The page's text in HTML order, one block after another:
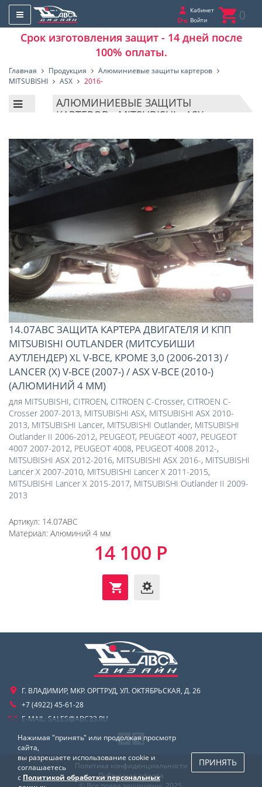
Кабинет
Войти
0
Срок изготовления защит - 14 дней после
100% оплаты.
Главная Продукция
Алюминиевые защиты картеров
MITSUBISHI
ASX 2016-
АЛЮМИНИЕВЫЕ ЗАЩИТЫ
КАРТЕРОВ - MITSUBISHI - ASX -
14.07ABC ЗАЩИТА КАРТЕРА ДВИГАТЕЛЯ И КПП
MITSUBISHI OUTLANDER (МИТСУБИШИ
АУТЛЕНДЕР) XL V-ВСЕ, КРОМЕ 3,0 (2006-2013) /
LANCER (Х) V-ВСЕ (2007-) / ASX V-ВСЕ (2010-)
(АЛЮМИНИЙ 4 ММ)
для MITSUBISHI, CITROEN, CITROEN C-Crosser, CITROEN C-
Crosser 2007-2013, MITSUBISHI ASX, MITSUBISHI ASX 2010-
2013, MITSUBISHI Lancer, MITSUBISHI Outlander, MITSUBISHI
Outlander II 2006-2012, PEUGEOT, PEUGEOT 4007, PEUGEOT
4007 2007-2012, PEUGEOT 4008, PEUGEOT 4008 2012-,
MITSUBISHI ASX 2012-2016, MITSUBISHI ASX 2016-, MITSUBISHI
Lancer X 2007-2010, MITSUBISHI Lancer X 2011-2015,
MITSUBISHI Lancer X 2015-2017, MITSUBISHI Outlander II 2009-
2013
Артикул: 14.07ABC
Материал: Алюминий 4 мм
14 100 Р
Г. ВЛАДИМИР, МКР. ОРГТРУД, УЛ. ОКТЯБРЬСКАЯ, Д. 26
+7 (4922) 45-61-28
E-MAIL: SALES@ABC33.RU
Политика конфиденциальности
Публичная оферта
Нажимая "принять" или продолжая просмотр
сайта,
вы разрешаете использование cookie и
соглашаетесь
с Политикой обработки персональных
ПРИНЯТЬ